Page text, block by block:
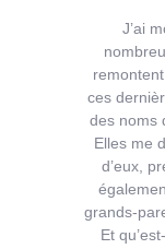
J’ai
ces
des noms
Elles me
d’eux,
grands-
Et